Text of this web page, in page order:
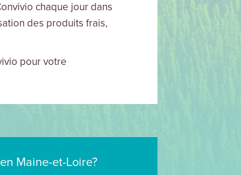
chaque jour dans
des produits frais,
pour votre
Maine-et-Loire?